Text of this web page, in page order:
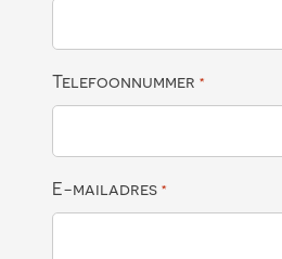
Telefoonnummer *
E-mailadres *